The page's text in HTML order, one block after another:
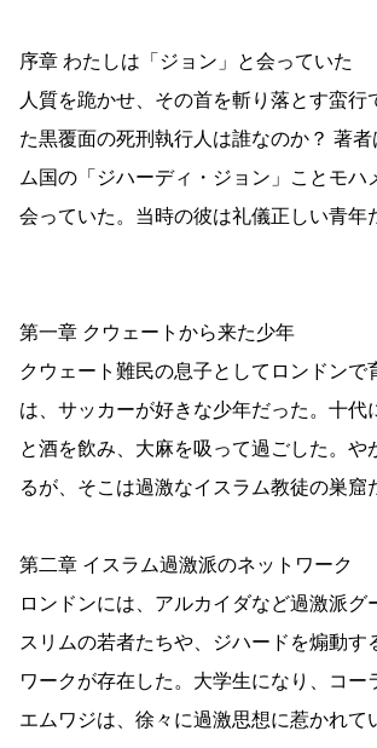
序章 わたしは「ジョン」と会っていた
人質を跪かせ、その首を斬り落とす蛮行
た黒覆面の死刑執行人は誰なのか？ 著
ム国の「ジハーディ・ジョン」ことモハ
会っていた。当時の彼は礼儀正しい青年
第一章 クウェートから来た少年
クウェート難民の息子としてロンドンで
は、サッカーが好きな少年だった。十代
と酒を飲み、大麻を吸って過ごした。や
るが、そこは過激なイスラム教徒の巣窟
第二章 イスラム過激派のネットワーク
ロンドンには、アルカイダなど過激派グ
スリムの若者たちや、ジハードを煽動す
ワークが存在した。大学生になり、コー
エムワジは、徐々に過激思想に惹かれて